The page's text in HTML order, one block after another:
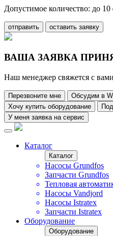
Допустимое количество: до 10
отправить оставить заявку
ВАША ЗАЯВКА
Наш менеджер свяжется с
Перезвоните мне Обсудим в
Хочу купить оборудование
У меня заявка на сервис
Каталог
Каталог
Насосы Grundfos
Запчасти Grundfos
Тепловая
Насосы Vandjord
Насосы Istratex
Запчасти Istratex
Оборудование
Оборудование